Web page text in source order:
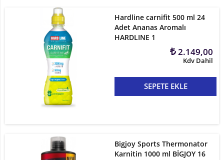
Hardline carnifit 500 ml 24
Adet Ananas Aromalı
HARDLINE 1
2.149,00
Kdv Dahil
SEPETE EKLE
Bigjoy Sports Thermonator
Karnitin 1000 ml BİGJOY 16